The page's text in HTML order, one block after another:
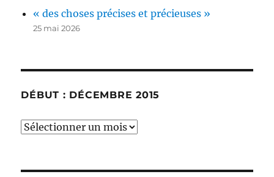
« des choses précises et précieuses »
25 mai 2026
DÉBUT : DÉCEMBRE 2015
début